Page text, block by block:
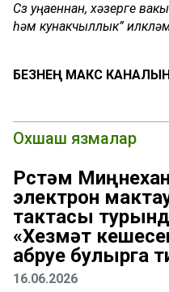
Сүз уңаеннан, хәзерге
һәм кунакчыллык”
БЕЗНЕҢ МАКС
Охшаш язмалар
Рөстәм
электрон
тактасы
«Хезмәт
абруе булырга
16.06.2026